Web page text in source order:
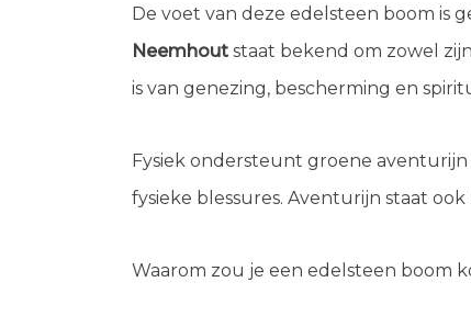
De voet van deze edelsteen boom is
Neemhout staat bekend om zowel
is van genezing, bescherming en
Fysiek ondersteunt groene
fysieke blessures. Aventurijn staat
Waarom zou je een edelsteen boom